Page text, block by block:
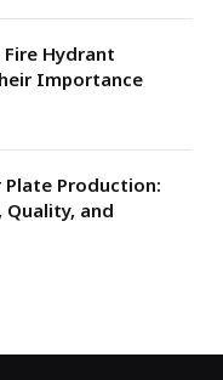
Hydrant
Importance
Plate Production:
and